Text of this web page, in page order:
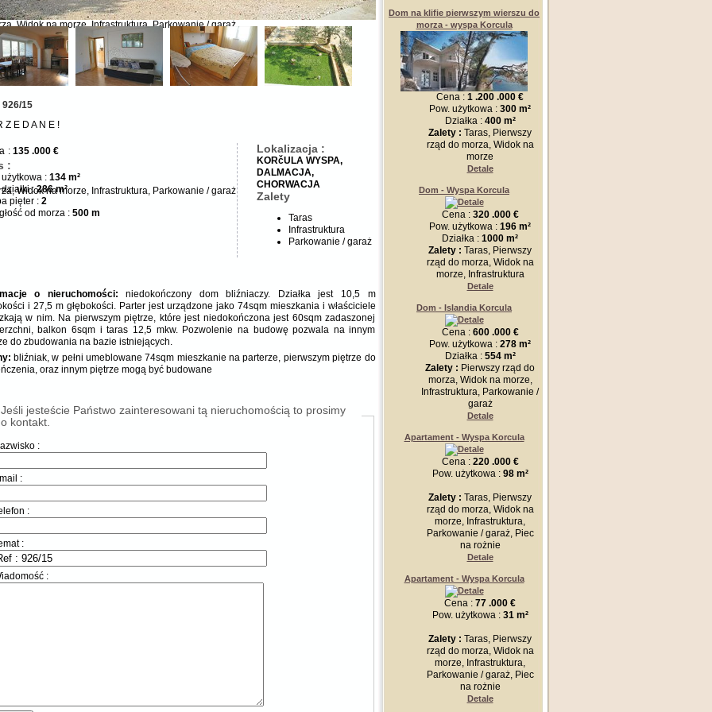
Widok na morze, Infrastruktura, Parkowanie / garaż
Korcula
Widok na morze, Infrastruktura, Parkowanie / garaż
926/15
Z E D A N E !
Lokalizacja :
KORčULA WYSPA,
DALMACJA,
CHORWACJA
Zalety
Taras
Infrastruktura
Parkowanie / garaż
: 135 .000 €
:
użytkowa : 134 m²
:286 m²
pięter : 2
od morza : 500 m
o nieruchomości: niedokończony dom bliźniaczy. Działka jest 10,5 m
i 27,5 m głębokości. Parter jest urządzone jako 74sqm mieszkania i właściciele
w nim. Na pierwszym piętrze, które jest niedokończona jest 60sqm zadaszonej
balkon 6sqm i taras 12,5 mkw. Pozwolenie na budowę pozwala na innym
do zbudowania na bazie istniejących.
bliźniak, w pełni umeblowane 74sqm mieszkanie na parterze, pierwszym piętrze do
oraz innym piętrze mogą być budowane
Jeśli jesteście Państwo zainteresowani tą nieruchomością to prosimy
o kontakt.
:
:
:
:
:
Dom na klifie pierwszym wierszu do
morza - wyspa Korcula
Cena : 1 .200 .000 €
Pow. użytkowa : 300 m²
Działka : 400 m²
Zalety : Taras, Pierwszy
rząd do morza, Widok na
morze
Detale
Dom - Wyspa Korcula
Cena : 320 .000 €
Pow. użytkowa : 196 m²
Działka : 1000 m²
Zalety : Taras, Pierwszy
rząd do morza, Widok na
morze, Infrastruktura
Detale
Dom - Islandia Korcula
Cena : 600 .000 €
Pow. użytkowa : 278 m²
Działka : 554 m²
Zalety : Pierwszy rząd do
morza, Widok na morze,
Infrastruktura, Parkowanie /
garaż
Detale
Apartament - Wyspa Korcula
Cena : 220 .000 €
Pow. użytkowa : 98 m²
Zalety : Taras, Pierwszy
rząd do morza, Widok na
morze, Infrastruktura,
Parkowanie / garaż, Piec
na rożnie
Detale
Apartament - Wyspa Korcula
Cena : 77 .000 €
Pow. użytkowa : 31 m²
Zalety : Taras, Pierwszy
rząd do morza, Widok na
morze, Infrastruktura,
Parkowanie / garaż, Piec
na rożnie
Detale